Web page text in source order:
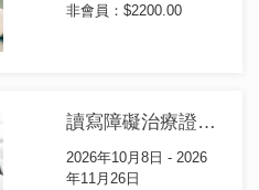
非會員：$2200.00
讀寫障礙治療證書課程(第31屆)
2026年10月8日 - 2026
年11月26日